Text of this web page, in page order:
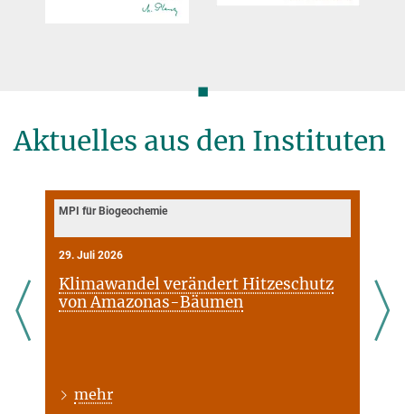
◼
Aktuelles aus den Instituten
MPI für Biogeochemie
29. Juli 2026
Klimawandel verändert Hitzeschutz
von Amazonas-Bäumen
mehr